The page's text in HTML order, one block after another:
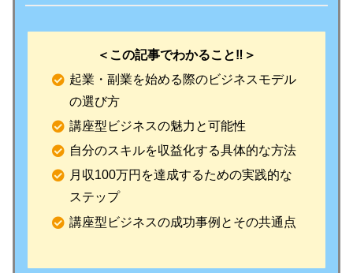
＜この記事でわかること‼️＞
起業・副業を始める際のビジネスモデル
の選び方
講座型ビジネスの魅力と可能性
自分のスキルを収益化する具体的な方法
月収100万円を達成するための実践的な
ステップ
講座型ビジネスの成功事例とその共通点